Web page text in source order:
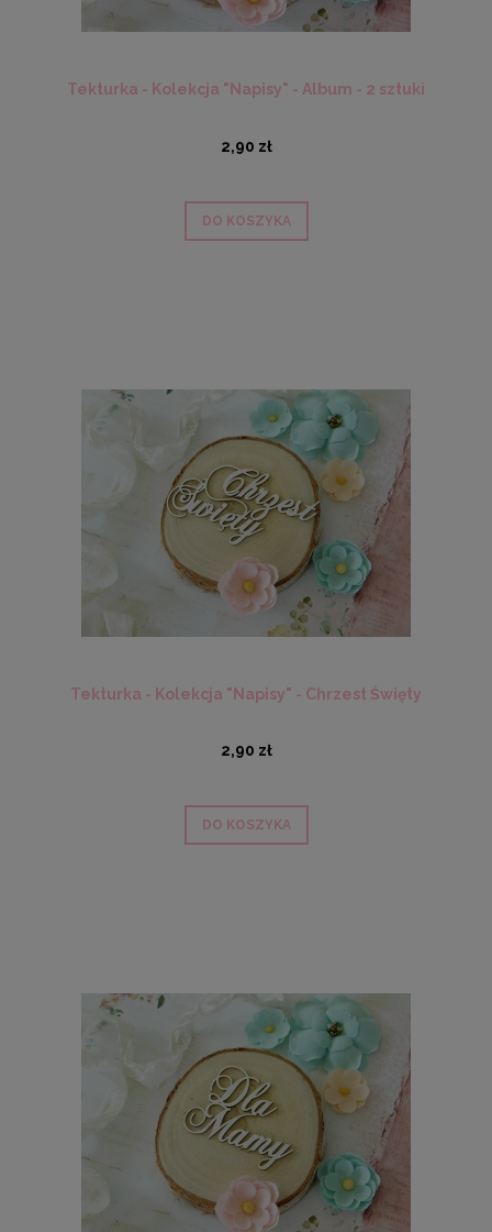
Tekturka - Kolekcja "Napisy" - Album - 2 sztuki
2,90 zł
DO KOSZYKA
Tekturka - Kolekcja "Napisy" - Chrzest Święty
2,90 zł
DO KOSZYKA